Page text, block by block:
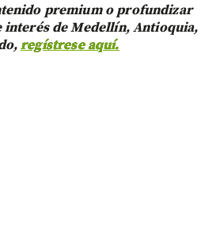
premium o profundizar
interés de Medellín, Antioquia,
regístrese aquí.